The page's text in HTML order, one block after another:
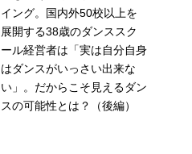
イング。国内外50校以上を
展開する38歳のダンススク
ール経営者は「実は自分自身
はダンスがいっさい出来な
い」。だからこそ見えるダン
スの可能性とは？（後編）